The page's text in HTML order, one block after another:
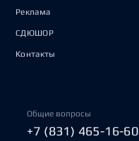
Реклама
СДЮШОР
Контакты
Общие вопросы
+7 (831) 465-16-60